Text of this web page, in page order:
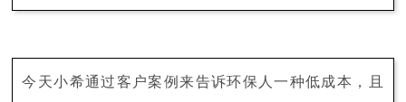
今天小希通过客户案例来告诉环保人一种低成本，且